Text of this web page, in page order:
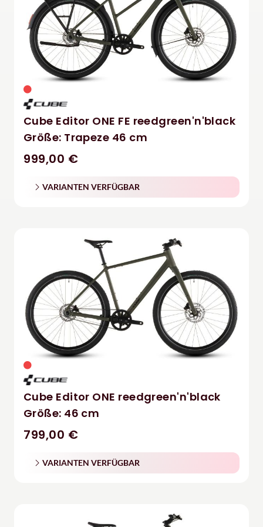
Cube Editor ONE FE reedgreen'n'black
Größe: Trapeze 46 cm
999,00 €
VARIANTEN VERFÜGBAR
Cube Editor ONE reedgreen'n'black
Größe: 46 cm
799,00 €
VARIANTEN VERFÜGBAR